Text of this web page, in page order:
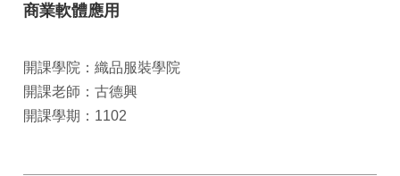
商業軟體應用
開課學院：織品服裝學院
開課老師：古德興
開課學期：1102